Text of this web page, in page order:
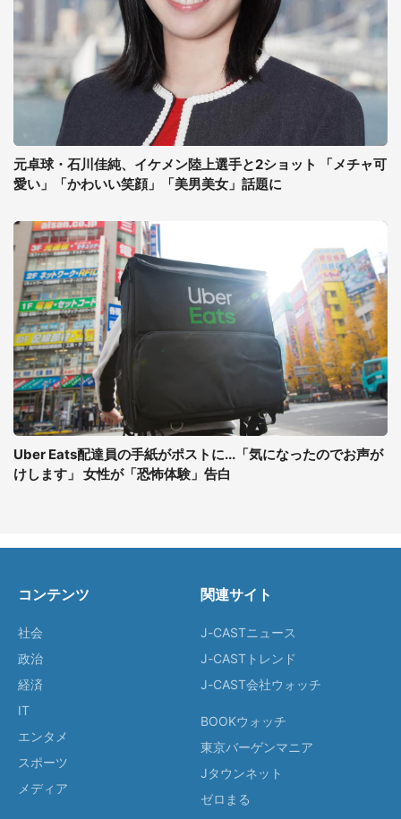
元卓球・石川佳純、イケメン陸上選手と2ショット 「メチャ可
愛い」「かわいい笑顔」「美男美女」話題に
Uber Eats配達員の手紙がポストに...「気になったのでお声が
けします」 女性が「恐怖体験」告白
コンテンツ
社会
政治
経済
IT
エンタメ
スポーツ
メディア
関連サイト
J-CASTニュース
J-CASTトレンド
J-CAST会社ウォッチ
BOOKウォッチ
東京バーゲンマニア
Jタウンネット
ゼロまる